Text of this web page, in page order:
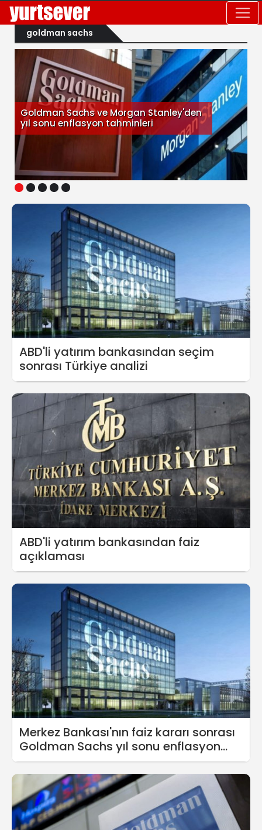
goldman sachs
1 2 3 4 5
Goldman Sachs ve Morgan Stanley'den
yıl sonu enflasyon tahminleri
ABD'li yatırım bankasından seçim
sonrası Türkiye analizi
ABD'li yatırım bankasından faiz
açıklaması
Merkez Bankası'nın faiz kararı sonrası
Goldman Sachs yıl sonu enflasyon
tahminini açıkladı